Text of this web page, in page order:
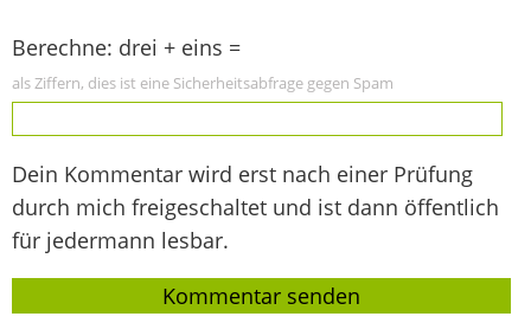
Berechne: drei + eins =
als Ziffern, dies ist eine Sicherheitsabfrage gegen Spam
Dein Kommentar wird erst nach einer Prüfung
durch mich freigeschaltet und ist dann öffentlich
für jedermann lesbar.